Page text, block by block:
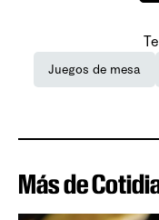
Juegos de mesa
Más de